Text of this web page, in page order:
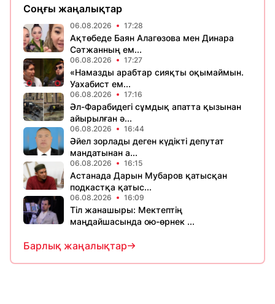
Соңғы жаңалықтар
06.08.2026 17:28
Ақтөбеде Баян Алагөзова мен Динара
Сәтжанның ем...
06.08.2026 17:27
«Намазды арабтар сияқты оқымаймын.
Уахабист ем...
06.08.2026 17:16
Әл-Фарабидегі сұмдық апатта қызынан
айырылған ә...
06.08.2026 16:44
Әйел зорлады деген күдікті депутат
мандатынан а...
06.08.2026 16:15
Астанада Дарын Мубаров қатысқан
подкастқа қатыс...
06.08.2026 16:09
Тіл жанашыры: Мектептің
маңдайшасында ою-өрнек ...
Барлық жаңалықтар